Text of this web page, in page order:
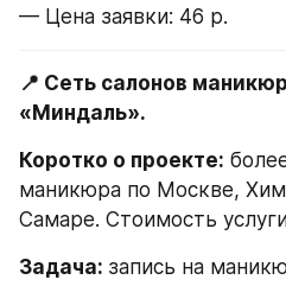
— Цена заявки: 46 р.
📍 Сеть салонов
«Миндаль».
Коротко о проекте:
маникюра по Москве,
Самаре. Стоимость
Задача: запись на